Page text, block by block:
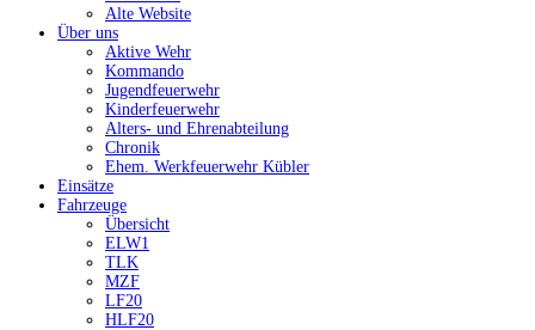
Alte Website
Über uns
Aktive Wehr
Kommando
Jugendfeuerwehr
Kinderfeuerwehr
Alters- und Ehrenabteilung
Chronik
Ehem. Werkfeuerwehr Kübler
Einsätze
Fahrzeuge
Übersicht
ELW1
TLK
MZF
LF20
HLF20